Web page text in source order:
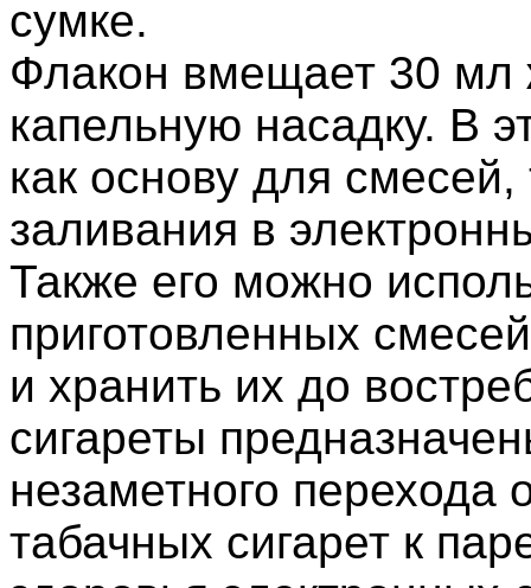
сумке.
Флакон вмещает 30 мл
капельную насадку. В
как основу для
заливания в
Также его можно
приготовленных
и хранить их до
сигареты
незаметного перехода
табачных сигарет к